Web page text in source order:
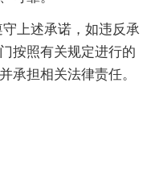
上述承诺，如违反承
按照有关规定进行的
承担相关法律责任。